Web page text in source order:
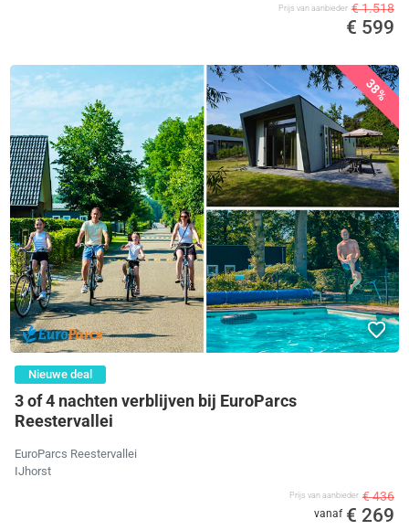
Prijs van aanbieder € 1.518
€ 599
38%
Nieuwe deal
3 of 4 nachten verblijven bij EuroParcs
Reestervallei
EuroParcs Reestervallei
IJhorst
Prijs van aanbieder € 436
vanaf € 269